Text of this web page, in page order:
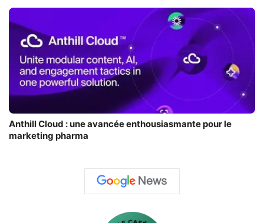
Anthill Cloud : une avancée enthousiasmante pour le
marketing pharma